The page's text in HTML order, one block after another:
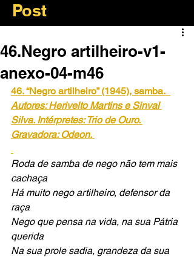
Post
46.Negro artilheiro-v1-
anexo-04-m46
46. “Negro artilheiro” (1945), samba.
Autores: Herivelto Martins e Sinval
Silva. Intérpretes: Trio de Ouro.
Gravadora: Odeon.
Roda de samba de nego não tem mais
cachaça
Há muito nego artilheiro, defensor da
raça
Nego que pensa na vida, na sua Pátria
querida
Na sua prole sadia, grandeza da sua